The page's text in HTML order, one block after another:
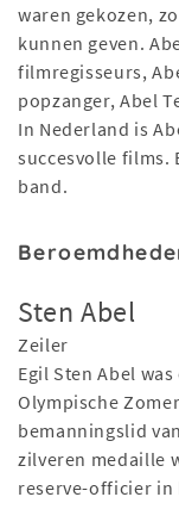
waren gekozen,
kunnen geven.
filmregisseurs,
popzanger, Abel
In Nederland is
succesvolle films.
band.
Sten Abel
Zeiler
Egil Sten Abel
Olympische
bemanningslid
zilveren medaille
reserve-officier in